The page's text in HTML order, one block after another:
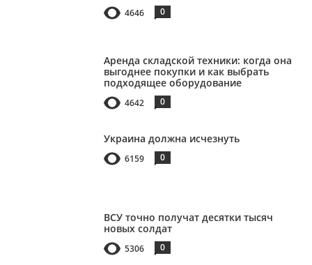
4646 0
Аренда складской техники: когда она
выгоднее покупки и как выбрать
подходящее оборудование
4642 0
Украина должна исчезнуть
6159 0
ВСУ точно получат десятки тысяч
новых солдат
5306 0